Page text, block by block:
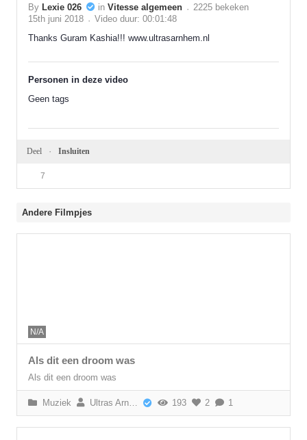
By Lexie 026 in Vitesse algemeen
2225 bekeken
15th juni 2018
Video duur: 00:01:48
Thanks Guram Kashia!!! www.ultrasarnhem.nl
Personen in deze video
Geen tags
Deel Insluiten
7
Andere Filmpjes
N/A
Als dit een droom was
Als dit een droom was
Muziek Ultras Arnhem 193 2 1